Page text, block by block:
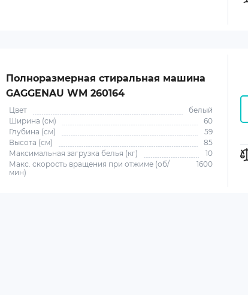
Полноразмерная стиральная машина
GAGGENAU WM 260164
Цвет
белый
Ширина (см)
60
Глубина (см)
59
Высота (см)
85
Максимальная загрузка белья (кг)
10
Макс. скорость вращения при отжиме (об/
мин)
1600